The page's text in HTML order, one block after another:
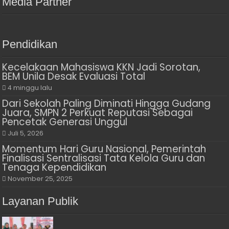
Pendidikan
Kecelakaan Mahasiswa KKN Jadi Sorotan,
BEM Unila Desak Evaluasi Total
4 minggu lalu
Dari Sekolah Paling Diminati Hingga Gudang
Juara, SMPN 2 Perkuat Reputasi Sebagai
Pencetak Generasi Unggul
Juli 5, 2026
Momentum Hari Guru Nasional, Pemerintah
Finalisasi Sentralisasi Tata Kelola Guru dan
Tenaga Kependidikan
November 25, 2025
Layanan Publik